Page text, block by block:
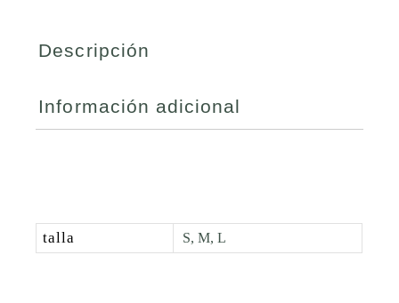
Descripción
Información adicional
talla S, M, L